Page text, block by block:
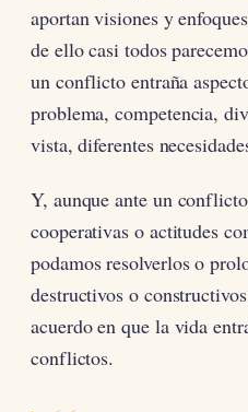
aportan visiones y
de ello casi todos
un conflicto entraña
problema, competencia,
vista, diferentes
Y, aunque ante un
cooperativas o actitudes
podamos resolverlos o
destructivos o
acuerdo en que la vida
conflictos.